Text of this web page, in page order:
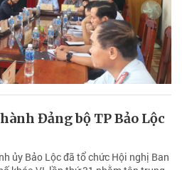
Đảng bộ TP Bảo Lộc
ủy Bảo Lộc đã tổ chức Hội nghị Ban